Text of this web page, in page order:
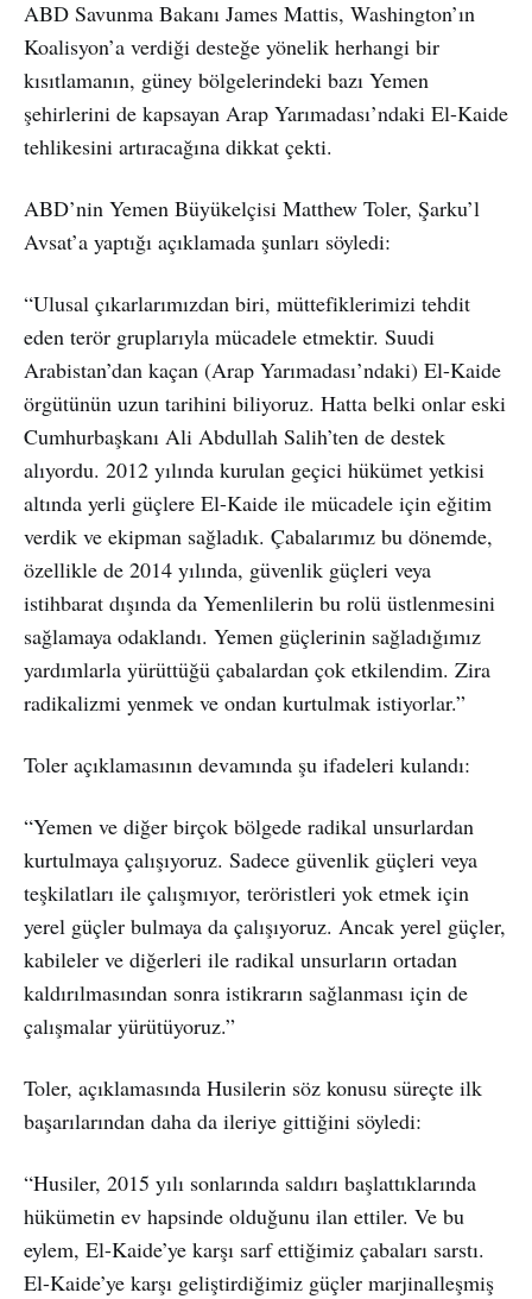
ABD Savunma Bakanı James Mattis, Washington’ın
Koalisyon’a verdiği desteğe yönelik herhangi bir
kısıtlamanın, güney bölgelerindeki bazı Yemen
şehirlerini de kapsayan Arap Yarımadası’ndaki El-Kaide
tehlikesini artıracağına dikkat çekti.
ABD’nin Yemen Büyükelçisi Matthew Toler, Şarku’l
Avsat’a yaptığı açıklamada şunları söyledi:
“Ulusal çıkarlarımızdan biri, müttefiklerimizi tehdit
eden terör gruplarıyla mücadele etmektir. Suudi
Arabistan’dan kaçan (Arap Yarımadası’ndaki) El-Kaide
örgütünün uzun tarihini biliyoruz. Hatta belki onlar eski
Cumhurbaşkanı Ali Abdullah Salih’ten de destek
alıyordu. 2012 yılında kurulan geçici hükümet yetkisi
altında yerli güçlere El-Kaide ile mücadele için eğitim
verdik ve ekipman sağladık. Çabalarımız bu dönemde,
özellikle de 2014 yılında, güvenlik güçleri veya
istihbarat dışında da Yemenlilerin bu rolü üstlenmesini
sağlamaya odaklandı. Yemen güçlerinin sağladığımız
yardımlarla yürüttüğü çabalardan çok etkilendim. Zira
radikalizmi yenmek ve ondan kurtulmak istiyorlar.”
Toler açıklamasının devamında şu ifadeleri kulandı:
“Yemen ve diğer birçok bölgede radikal unsurlardan
kurtulmaya çalışıyoruz. Sadece güvenlik güçleri veya
teşkilatları ile çalışmıyor, teröristleri yok etmek için
yerel güçler bulmaya da çalışıyoruz. Ancak yerel güçler,
kabileler ve diğerleri ile radikal unsurların ortadan
kaldırılmasından sonra istikrarın sağlanması için de
çalışmalar yürütüyoruz.”
Toler, açıklamasında Husilerin söz konusu süreçte ilk
başarılarından daha da ileriye gittiğini söyledi:
“Husiler, 2015 yılı sonlarında saldırı başlattıklarında
hükümetin ev hapsinde olduğunu ilan ettiler. Ve bu
eylem, El-Kaide’ye karşı sarf ettiğimiz çabaları sarstı.
El-Kaide’ye karşı geliştirdiğimiz güçler marjinalleşmiş